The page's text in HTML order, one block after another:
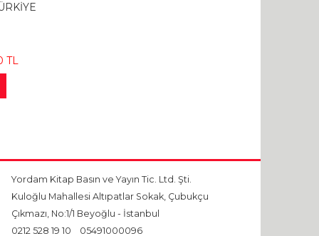
TL
Yordam Kitap Basın ve Yayın Tic. Ltd. Şti.
Kuloğlu Mahallesi Altıpatlar Sokak, Çubukçu
Çıkmazı, No:1/1 Beyoğlu - İstanbul
0212 528 19 10
05491000096